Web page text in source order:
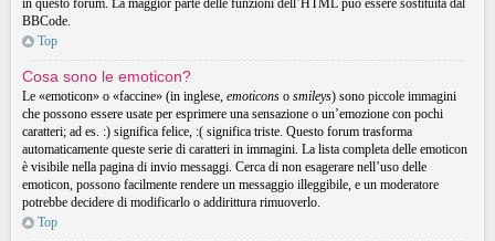
in questo forum. La maggior parte delle funzioni dell’HTML può essere sostituita dal
BBCode.
Top
Cosa sono le emoticon?
Le «emoticon» o «faccine» (in inglese, emoticons o smileys) sono piccole immagini
che possono essere usate per esprimere una sensazione o un’emozione con pochi
caratteri; ad es. :) significa felice, :( significa triste. Questo forum trasforma
automaticamente queste serie di caratteri in immagini. La lista completa delle emoticon
è visibile nella pagina di invio messaggi. Cerca di non esagerare nell’uso delle
emoticon, possono facilmente rendere un messaggio illeggibile, e un moderatore
potrebbe decidere di modificarlo o addirittura rimuoverlo.
Top